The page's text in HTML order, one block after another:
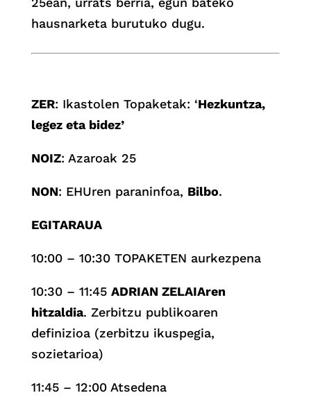
hausnarketa burutuko dugu.
ZER: Ikastolen Topaketak: ‘Hezkuntza,
legez eta bidez’
NOIZ: Azaroak 25
NON: EHUren paraninfoa, Bilbo.
EGITARAUA
10:00 – 10:30 TOPAKETEN aurkezpena
10:30 – 11:45 ADRIAN ZELAIAren
hitzaldia. Zerbitzu publikoaren
definizioa (zerbitzu ikuspegia,
sozietarioa)
11:45 – 12:00 Atsedena